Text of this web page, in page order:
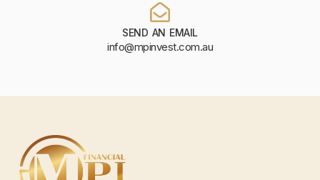
SEND AN EMAIL
info@mpinvest.com.au